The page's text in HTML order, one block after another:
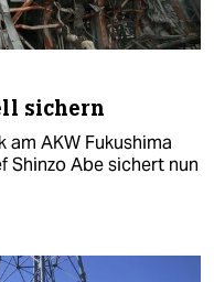
sichern
am AKW Fukushima
Shinzo Abe sichert nun